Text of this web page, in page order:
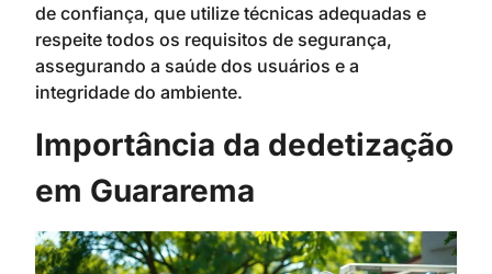
de confiança, que utilize técnicas adequadas e
respeite todos os requisitos de segurança,
assegurando a saúde dos usuários e a
integridade do ambiente.
Importância da dedetização
em Guararema